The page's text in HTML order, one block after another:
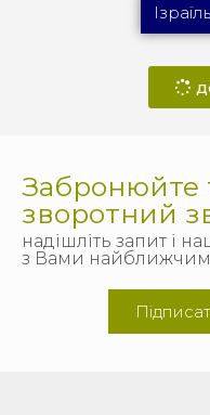
Забронюйте
зворотний
надішліть запит і
з Вами